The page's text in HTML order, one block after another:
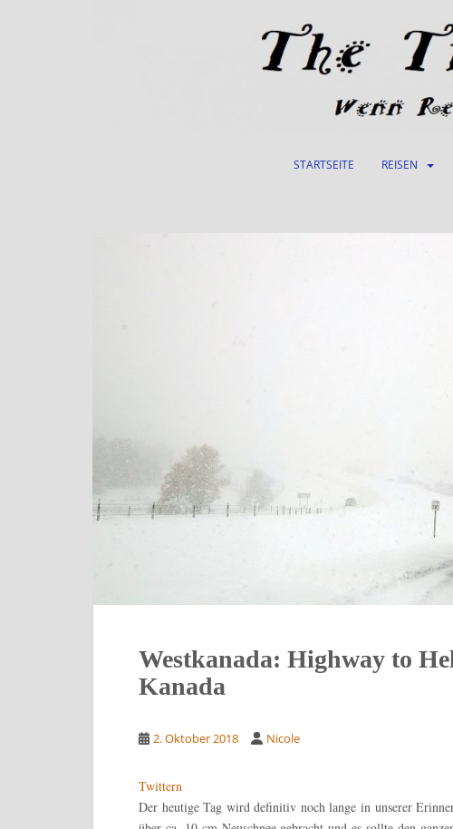
STARTSEITE REISEN
Westkanada: Highway to
Kanada
2. Oktober 2018 Nicole
Twittern
Der heutige Tag wird definitiv noch lange in unserer